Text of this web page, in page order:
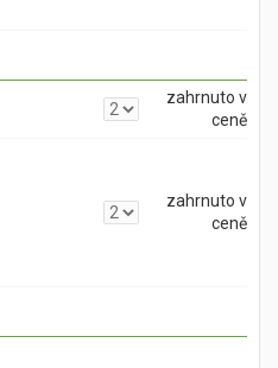
zahrnuto v
ceně
zahrnuto v
ceně